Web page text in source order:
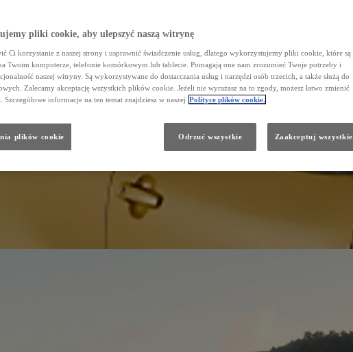
pliki cookie, aby ulepszyć naszą witrynę
Ci korzystanie z naszej strony i usprawnić świadczenie usług, dlatego wykorzystujemy pliki cookie, które są
Twoim komputerze, telefonie komórkowym lub tablecie. Pomagają one nam zrozumieć Twoje potrzeby i
naszej witryny. Są wykorzystywane do dostarczania usług i narzędzi osób trzecich, a także służą do
Zalecamy akceptację wszystkich plików cookie. Jeżeli nie wyrażasz na to zgody, możesz łatwo zmienić
Szczegółowe informacje na ten temat znajdziesz w naszej Polityce plików cookie.
Odrzuć wszystkie Zaakceptuj wszystkie
plików cookie